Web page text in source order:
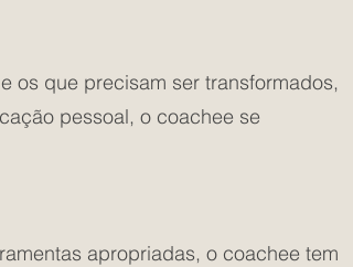
os que precisam ser transformados,
pessoal, o coachee se
apropriadas, o coachee tem